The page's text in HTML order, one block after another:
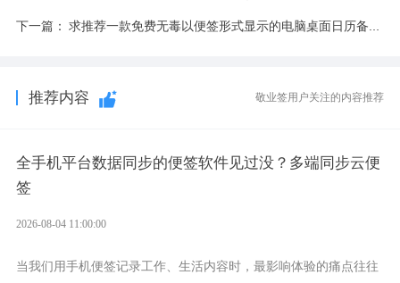
下一篇： 求推荐一款免费无毒以便签形式显示的电脑桌面日历备忘录软件！
推荐内容 敬业签用户关注的内容推荐
全手机平台数据同步的便签软件见过没？多端同步云便
签
2026-08-04 11:00:00
当我们用手机便签记录工作、生活内容时，最影响体验的痛点往往